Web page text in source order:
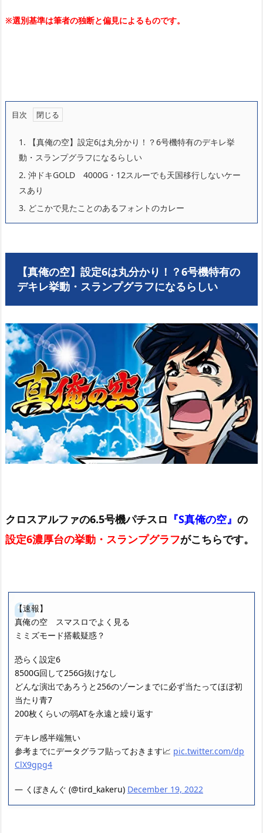
※選別基準は筆者の独断と偏見によるものです。
目次
1. 【真俺の空】設定6は丸分かり！？6号機特有のデキレ挙
動・スランプグラフになるらしい
2. 沖ドキGOLD 4000G・12スルーでも天国移行しないケー
スあり
3. どこかで見たことのあるフォントのカレー
【真俺の空】設定6は丸分かり！？6号機特有の
デキレ挙動・スランプグラフになるらしい
クロスアルファの6.5号機パチスロ 『S真俺の空』 の
設定6濃厚台の挙動・スランプグラフがこちらです。
【速報】
真俺の空 スマスロでよく見る
ミミズモード搭載疑惑？
恐らく設定6
8500G回して256G抜けなし
どんな演出であろうと256のゾーンまでに必ず当たってほぼ初
当たり青7
200枚くらいの弱ATを永遠と繰り返す
デキレ感半端無い
参考までにデータグラフ貼っておきます📈 pic.twitter.com/dp
ClX9gpg4
— くぼきんぐ (@tird_kakeru) December 19, 2022